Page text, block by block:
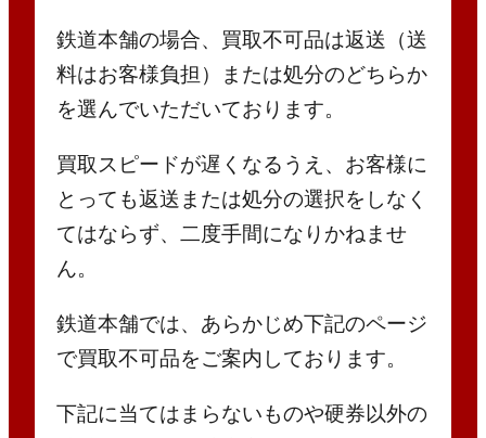
鉄道本舗の場合、買取不可品は返送（送
料はお客様負担）または処分のどちらか
を選んでいただいております。
買取スピードが遅くなるうえ、お客様に
とっても返送または処分の選択をしなく
てはならず、二度手間になりかねませ
ん。
鉄道本舗では、あらかじめ下記のページ
で買取不可品をご案内しております。
下記に当てはまらないものや硬券以外の